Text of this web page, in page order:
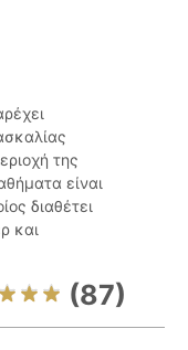
της
είναι
διαθέτει
και
(87)